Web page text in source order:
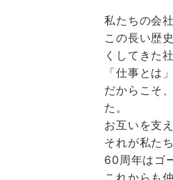
私たちの会
この長い歴
くしてきた
「仕事とは
だからこそ
た。
お互いを支
それが私た
60周年はゴ
これからも